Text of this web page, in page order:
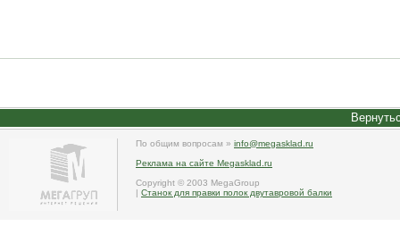
По общим вопросам » info@megasklad.ru
Реклама на сайте Megasklad.ru
Copyright © 2003 MegaGroup
| Станок для правки полок двутавровой балки